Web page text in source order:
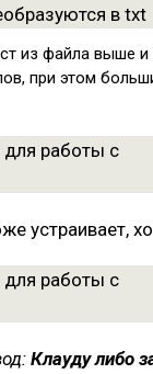
из файла выше и
при этом
устраивает,
Клауду либо